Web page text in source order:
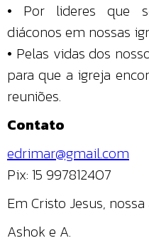
• Por lideres que
diáconos em nossas
• Pelas vidas dos
para que a igreja
reuniões.
Contato
edrimar@gmail.com
Pix: 15 997812407
Em Cristo Jesus,
Ashok e A.